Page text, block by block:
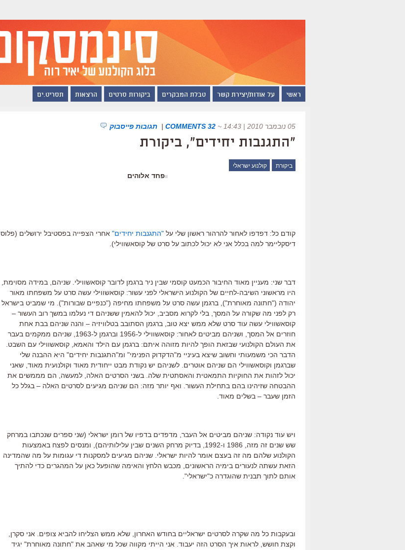
ראשי על אודות/יצירת קשר טבלת המבקרים ביקורות סרטים הרצאות תסריט.ים
05 נובמבר 2010 | 14:43 ~
32 COMMENTS
| תגובות פייסבוק
"התגנבות יחידים", ביקורת
ביקורת קולנוע ישראלי
פחד אלוהים
קודם כל: דפדפו לאחור להרהור ראשון שלי על "התגנבות יחידים" אחרי הצפייה בפסטיבל ירושלים (פלוס
דיסקליימר למה בכלל אני לא יכול לכתוב על סרט של קוסאשווילי).
דבר שני: מעניין מאוד החיבור הכמעט קוסמי שבין ניר ברגמן לדובר קוסאשווילי. שניהם, במידה מסוימת,
היו מראשוני השיבה-לחיים של הקולנוע הישראלי לפני עשור: קוסאשווילי עשה סרט על משפחתו מאור
יהודה ("חתונה מאוחרת"), ברגמן עשה סרט על משפחתו מחיפה ("כנפיים שבורות"). מי שמביט בישראל
רק לפני מה שקורה על המסך, בלי לקרוא מסביב, יכול להאמין ששניהם די נעלמו במשך רוב העשור –
קוסאשווילי עשה עוד סרט שלא ממש יצא טוב, ברגמן הסתובב בטלוויזיה – והנה שניהם בבת אחת
חוזרים אל המסך, ושניהם מביטים לאחור: קוסאשווילי ל-1956 וברגמן ל-1963, שניהם ממקמים בעבר
את העולם הקולנועי שבזאת הופך להיות מזוהה איתם: ברגמן עם הילד והאמא, קוסאשווילי עם השבט.
הדבר הכי משמעותי וחשוב שיצא בעיניי מ"הדקדוק הפנימי" ומ"התגנבות יחידים" היא ההבנה שלי
שברגמן וקוסאשווילי הם שניהם אוטרים. לשניהם יש נקודת מבט ייחודית מאוד וקולנועית מאוד, שאני
יכול לזהות את החוקיות התמאטית והאסתטית שלה. בשני הסרטים האלה, למעשה, הם מממשים את
ההבטחה שזיהינו בהם בתחילת העשור. ואף יותר מזה: הם שניהם מגיעים לסרטים האלה – בגלל כל
הזמן שעבר – בשלים מאוד.
ויש עוד נקודה: שניהם מביטים אל העבר, מדפדים בדפיו של רומן ישראלי (שני ספרים שנכתבו במרחק
שש שנים זה מזה, 1986 ו-1992, בדיוק מרחק השנים שבין עלילותיהם), ומנסים לפצח באמצעות
הקולנוע שלהם מה זה בעצם אומר להיות ישראלי. שניהם מגיעים למסקנות די עגומות על מה שהמדינה
הזאת עשתה לנעורים בימיה הראשונים, מכבש הלחץ והאימה שהופעל כאן על המהגרים כדי להתיך
אותם לתוך תבנית שהוגדרה כ"ישראלי".
ובעקבות כל מה שקרה לסרטים ישראליים בחודש האחרון, שלא ממש הצליחו להביא צופים. אני סקרן,
וקצת חושש, לראות איך הסרט הזה יעבוד. אני הייתי מקווה שכל מי שאהב את "חתונה מאוחרת" יגיד